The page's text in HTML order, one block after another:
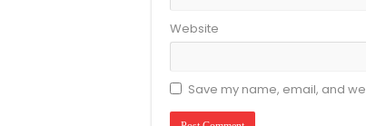
Website
Save my name, email, and